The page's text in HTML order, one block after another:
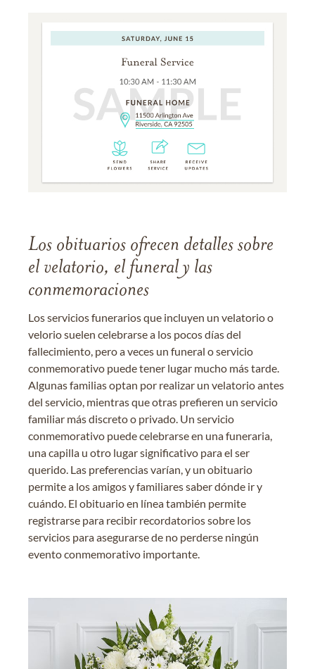
Los obituarios ofrecen detalles sobre
el velatorio, el funeral y las
conmemoraciones
Los servicios funerarios que incluyen un velatorio o
velorio suelen celebrarse a los pocos días del
fallecimiento, pero a veces un funeral o servicio
conmemorativo puede tener lugar mucho más tarde.
Algunas familias optan por realizar un velatorio antes
del servicio, mientras que otras prefieren un servicio
familiar más discreto o privado. Un servicio
conmemorativo puede celebrarse en una funeraria,
una capilla u otro lugar significativo para el ser
querido. Las preferencias varían, y un obituario
permite a los amigos y familiares saber dónde ir y
cuándo. El obituario en línea también permite
registrarse para recibir recordatorios sobre los
servicios para asegurarse de no perderse ningún
evento conmemorativo importante.